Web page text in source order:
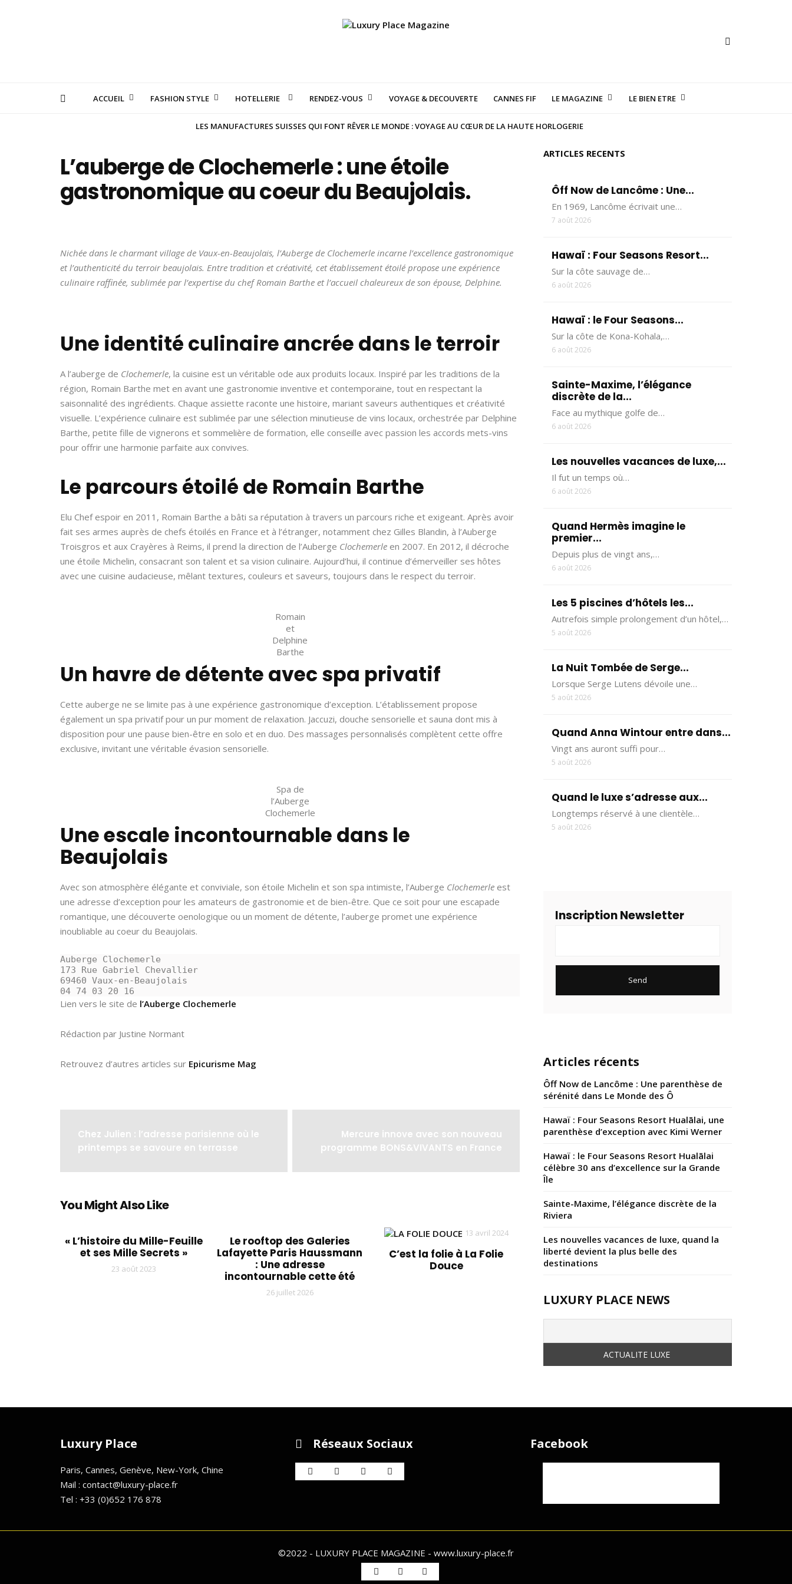
ACCUEIL FASHION STYLE HOTELLERIE RENDEZ-VOUS VOYAGE & DECOUVERTE CANNES FIF LE MAGAZINE LE BIEN ETRE
LES MANUFACTURES SUISSES QUI FONT RÊVER LE MONDE : VOYAGE AU CŒUR DE LA HAUTE HORLOGERIE
L’auberge de Clochemerle : une étoile
gastronomique au coeur du Beaujolais.
Nichée dans le charmant village de Vaux-en-Beaujolais, l’Auberge de Clochemerle incarne l’excellence gastronomique
et l’authenticité du terroir beaujolais. Entre tradition et créativité, cet établissement étoilé propose une expérience
culinaire raffinée, sublimée par l’expertise du chef Romain Barthe et l’accueil chaleureux de son épouse, Delphine.
Une identité culinaire ancrée dans le terroir
A l’auberge de Clochemerle, la cuisine est un véritable ode aux produits locaux. Inspiré par les traditions de la
région, Romain Barthe met en avant une gastronomie inventive et contemporaine, tout en respectant la
saisonnalité des ingrédients. Chaque assiette raconte une histoire, mariant saveurs authentiques et créativité
visuelle. L’expérience culinaire est sublimée par une sélection minutieuse de vins locaux, orchestrée par Delphine
Barthe, petite fille de vignerons et sommelière de formation, elle conseille avec passion les accords mets-vins
pour offrir une harmonie parfaite aux convives.
Le parcours étoilé de Romain Barthe
Elu Chef espoir en 2011, Romain Barthe a bâti sa réputation à travers un parcours riche et exigeant. Après avoir
fait ses armes auprès de chefs étoilés en France et à l’étranger, notamment chez Gilles Blandin, à l’Auberge
Troisgros et aux Crayères à Reims, il prend la direction de l’Auberge Clochemerle en 2007. En 2012, il décroche
une étoile Michelin, consacrant son talent et sa vision culinaire. Aujourd’hui, il continue d’émerveiller ses hôtes
avec une cuisine audacieuse, mêlant textures, couleurs et saveurs, toujours dans le respect du terroir.
Romain
et
Delphine
Barthe
Un havre de détente avec spa privatif
Cette auberge ne se limite pas à une expérience gastronomique d’exception. L’établissement propose
également un spa privatif pour un pur moment de relaxation. Jaccuzi, douche sensorielle et sauna dont mis à
disposition pour une pause bien-être en solo et en duo. Des massages personnalisés complètent cette offre
exclusive, invitant une véritable évasion sensorielle.
Spa de
l’Auberge
Clochemerle
Une escale incontournable dans le
Beaujolais
Avec son atmosphère élégante et conviviale, son étoile Michelin et son spa intimiste, l’Auberge Clochemerle est
une adresse d’exception pour les amateurs de gastronomie et de bien-être. Que ce soit pour une escapade
romantique, une découverte oenologique ou un moment de détente, l’auberge promet une expérience
inoubliable au coeur du Beaujolais.
Auberge Clochemerle
173 Rue Gabriel Chevallier
69460 Vaux-en-Beaujolais
04 74 03 20 16
Lien vers le site de l’Auberge Clochemerle
Rédaction par Justine Normant
Retrouvez d’autres articles sur Epicurisme Mag
Chez Julien : l’adresse parisienne où le
printemps se savoure en terrasse
Mercure innove avec son nouveau
programme BONS&VIVANTS en France
You Might Also Like
« L’histoire du Mille-Feuille
et ses Mille Secrets »
23 août 2023
Le rooftop des Galeries
Lafayette Paris Haussmann
: Une adresse
incontournable cette été
26 juillet 2026
C’est la folie à La Folie
Douce
13 avril 2024
ARTICLES RECENTS
Ôff Now de Lancôme : Une...
En 1969, Lancôme écrivait une…
7 août 2026
Hawaï : Four Seasons Resort...
Sur la côte sauvage de…
6 août 2026
Hawaï : le Four Seasons...
Sur la côte de Kona-Kohala,…
6 août 2026
Sainte-Maxime, l’élégance
discrète de la...
Face au mythique golfe de…
6 août 2026
Les nouvelles vacances de luxe,...
Il fut un temps où…
6 août 2026
Quand Hermès imagine le
premier...
Depuis plus de vingt ans,…
6 août 2026
Les 5 piscines d’hôtels les...
Autrefois simple prolongement d’un hôtel,…
5 août 2026
La Nuit Tombée de Serge...
Lorsque Serge Lutens dévoile une…
5 août 2026
Quand Anna Wintour entre dans...
Vingt ans auront suffi pour…
5 août 2026
Quand le luxe s’adresse aux...
Longtemps réservé à une clientèle…
5 août 2026
Inscription Newsletter
Articles récents
Ôff Now de Lancôme : Une parenthèse de
sérénité dans Le Monde des Ô
Hawaï : Four Seasons Resort Hualālai, une
parenthèse d’exception avec Kimi Werner
Hawaï : le Four Seasons Resort Hualālai
célèbre 30 ans d’excellence sur la Grande
Île
Sainte-Maxime, l’élégance discrète de la
Riviera
Les nouvelles vacances de luxe, quand la
liberté devient la plus belle des
destinations
LUXURY PLACE NEWS
Luxury Place
Paris, Cannes, Genève, New-York, Chine
Mail : contact@luxury-place.fr
Tel : +33 (0)652 176 878
Réseaux Sociaux Facebook
©2022 - LUXURY PLACE MAGAZINE - www.luxury-place.fr